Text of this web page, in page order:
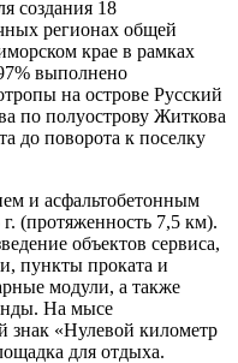
создания 18
регионах общей
крае в рамках
выполнено
на острове Русский
по полуострову Житкова
до поворота к поселку
и асфальтобетонным
(протяженность 7,5 км).
объектов сервиса,
пункты проката и
модули, а также
На мысе
знак «Нулевой километр
для отдыха.